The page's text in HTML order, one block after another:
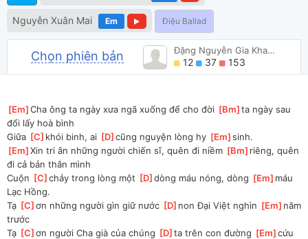
Nguyễn Xuân Mai Em Điệu Ballad
Chọn phiên bản Đặng Nguyễn Gia Khang
12 37 153
[Em ]
Cha ông ta ngày xưa ngã xuống để cho đời [Bm ]ta ngày sau
đổi lấy hoà bình
Giữa [C ]khói binh, ai [D ]
cũng nguyện lòng hy [Em ]
sinh.
[Em ]
Xin tri ân những người chiến sĩ, quên đi niềm [Bm ]riêng, quên
đi cả bản thân mình
Cuộn [C ]
chảy trong lòng một [D ]
dòng máu nóng, dòng [Em ]máu
Lạc Hồng.
Tạ [C ]
ơn những người gìn giữ nước [D ]non Đại Việt nghìn [Em ]năm
trước
Tạ [C ]
ơn người Cha già của chúng [D ]ta trên con đường [Em ]
cứu